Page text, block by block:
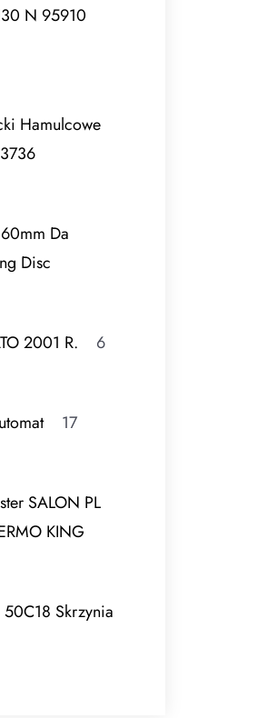
N 95910
Hamulcowe
Da
Disc
2001 R.
6
17
SALON PL
KING
Skrzynia